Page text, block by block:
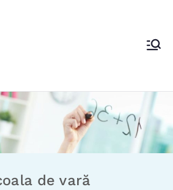
de vară